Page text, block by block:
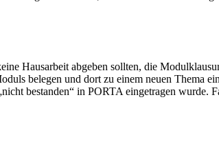
Hausarbeit abgeben sollten, die
belegen und dort zu einem neuen Thema
bestanden“ in PORTA eingetragen wurde.